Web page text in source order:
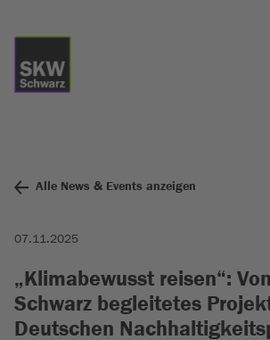
Alle News & Events anzeigen
07.11.2025
„Klimabewusst reisen“:
Schwarz begleitetes
Deutschen